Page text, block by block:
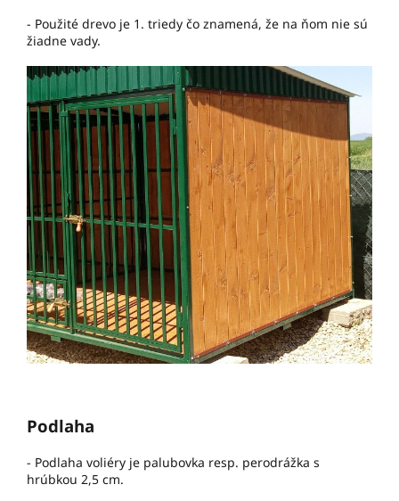
- Použité drevo je 1. triedy čo znamená, že na ňom nie sú
žiadne vady.
Podlaha
- Podlaha voliéry je palubovka resp. perodrážka s
hrúbkou 2,5 cm.